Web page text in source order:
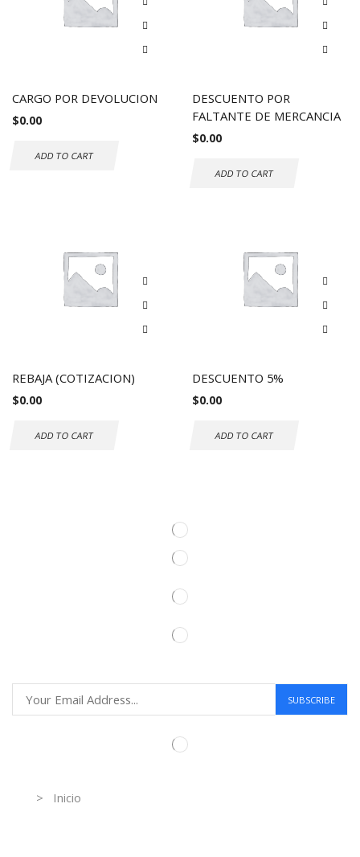
CARGO POR DEVOLUCION
$0.00
ADD TO CART
DESCUENTO POR
FALTANTE DE MERCANCIA
$0.00
ADD TO CART
REBAJA (COTIZACION)
$0.00
ADD TO CART
DESCUENTO 5%
$0.00
ADD TO CART
> Inicio